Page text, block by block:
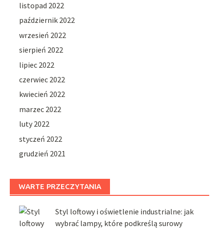
listopad 2022
październik 2022
wrzesień 2022
sierpień 2022
lipiec 2022
czerwiec 2022
kwiecień 2022
marzec 2022
luty 2022
styczeń 2022
grudzień 2021
WARTE PRZECZYTANIA
Styl loftowy i oświetlenie industrialne: jak
wybrać lampy, które podkreślą surowy